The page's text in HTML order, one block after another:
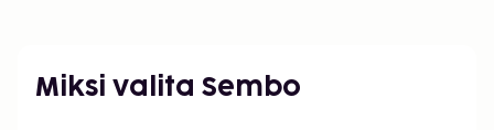
Miksi valita Sembo